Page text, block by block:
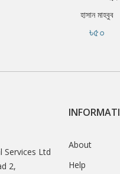
হাসান মাহবুব
৳৫০
Services Ltd
2,
About
Help